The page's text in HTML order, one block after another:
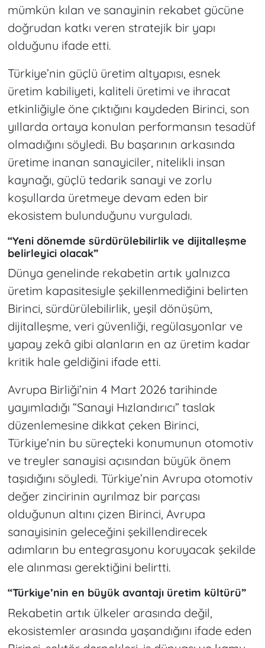
mümkün kılan ve sanayinin rekabet gücüne
doğrudan katkı veren stratejik bir yapı
olduğunu ifade etti.
Türkiye’nin güçlü üretim altyapısı, esnek
üretim kabiliyeti, kaliteli üretimi ve ihracat
etkinliğiyle öne çıktığını kaydeden Birinci, son
yıllarda ortaya konulan performansın tesadüf
olmadığını söyledi. Bu başarının arkasında
üretime inanan sanayiciler, nitelikli insan
kaynağı, güçlü tedarik sanayi ve zorlu
koşullarda üretmeye devam eden bir
ekosistem bulunduğunu vurguladı.
“Yeni dönemde sürdürülebilirlik ve dijitalleşme
belirleyici olacak”
Dünya genelinde rekabetin artık yalnızca
üretim kapasitesiyle şekillenmediğini belirten
Birinci, sürdürülebilirlik, yeşil dönüşüm,
dijitalleşme, veri güvenliği, regülasyonlar ve
yapay zekâ gibi alanların en az üretim kadar
kritik hale geldiğini ifade etti.
Avrupa Birliği’nin 4 Mart 2026 tarihinde
yayımladığı “Sanayi Hızlandırıcı” taslak
düzenlemesine dikkat çeken Birinci,
Türkiye’nin bu süreçteki konumunun otomotiv
ve treyler sanayisi açısından büyük önem
taşıdığını söyledi. Türkiye’nin Avrupa otomotiv
değer zincirinin ayrılmaz bir parçası
olduğunun altını çizen Birinci, Avrupa
sanayisinin geleceğini şekillendirecek
adımların bu entegrasyonu koruyacak şekilde
ele alınması gerektiğini belirtti.
“Türkiye’nin en büyük avantajı üretim kültürü”
Rekabetin artık ülkeler arasında değil,
ekosistemler arasında yaşandığını ifade eden